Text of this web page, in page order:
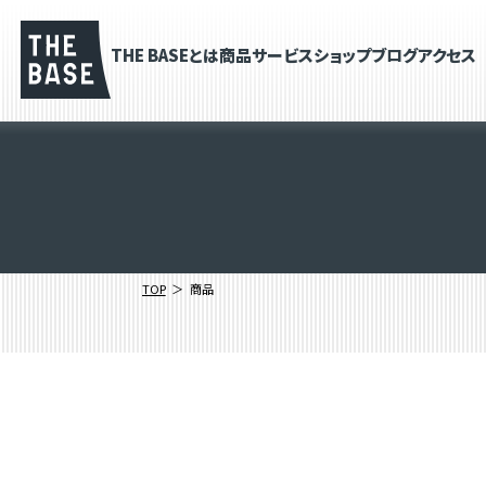
THE BASEとは商品サービスショップブログアクセス
TOP 商品